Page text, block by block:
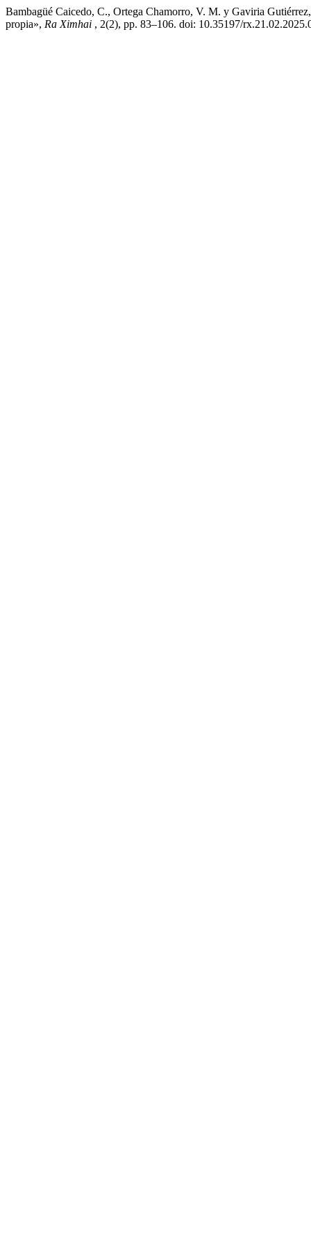
Bambagüé Caicedo, C., Ortega Chamorro, V. M. y Gaviria
propia», Ra Ximhai , 2(2), pp. 83–106. doi: 10.35197/